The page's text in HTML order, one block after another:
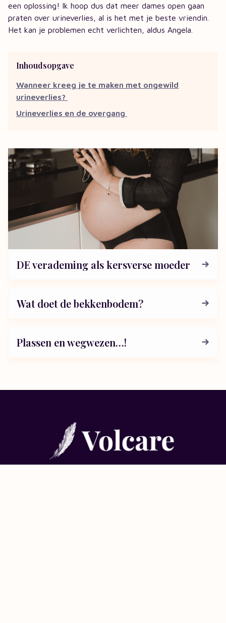
een oplossing! Ik hoop dus dat meer dames open gaan
praten over urineverlies, al is het met je beste vriendin.
Het kan je problemen echt verlichten, aldus Angela.
Inhoudsopgave
Wanneer kreeg je te maken met ongewild
urineverlies?
Urineverlies en de overgang
DE verademing als kersverse moeder
Wat doet de bekkenbodem?
Plassen en wegwezen…!